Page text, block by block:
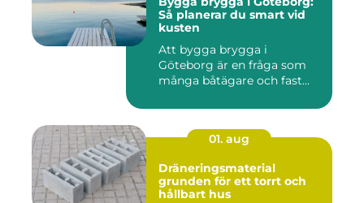
Så planerar du smart vid
kusten
Att bygga brygga i
Göteborg är en fråga som
många båtägare och fast...
01. aug
Dräneringsmaterial
grunden för ett torrt och
hållbart hus